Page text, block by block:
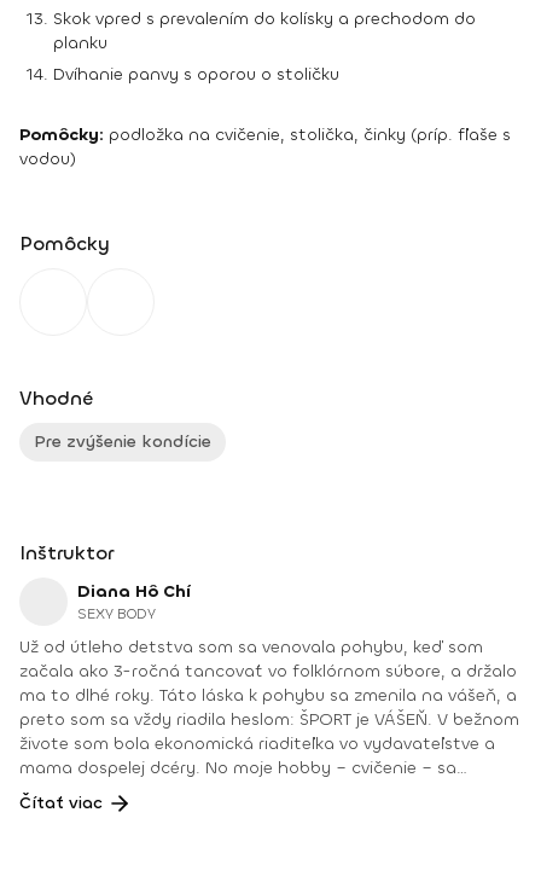
Skok vpred s prevalením do kolísky a prechodom do
planku
Dvíhanie panvy s oporou o stoličku
Pomôcky: podložka na cvičenie, stolička, činky (príp. fľaše s
vodou)
Pomôcky
Vhodné
Pre zvýšenie kondície
Inštruktor
Diana Hô Chí
SEXY BODY
Už od útleho detstva som sa venovala pohybu, keď som
začala ako 3-ročná tancovať vo folklórnom súbore, a držalo
ma to dlhé roky. Táto láska k pohybu sa zmenila na vášeň, a
preto som sa vždy riadila heslom: ŠPORT je VÁŠEŇ. V bežnom
živote som bola ekonomická riaditeľka vo vydavateľstve a
mama dospelej dcéry. No moje hobby – cvičenie – sa
dostávalo do popredia už dlhé roky. Takmer dennodenne
som viedla skupinové tréningy a pre svojich klientov som
Čítať viac